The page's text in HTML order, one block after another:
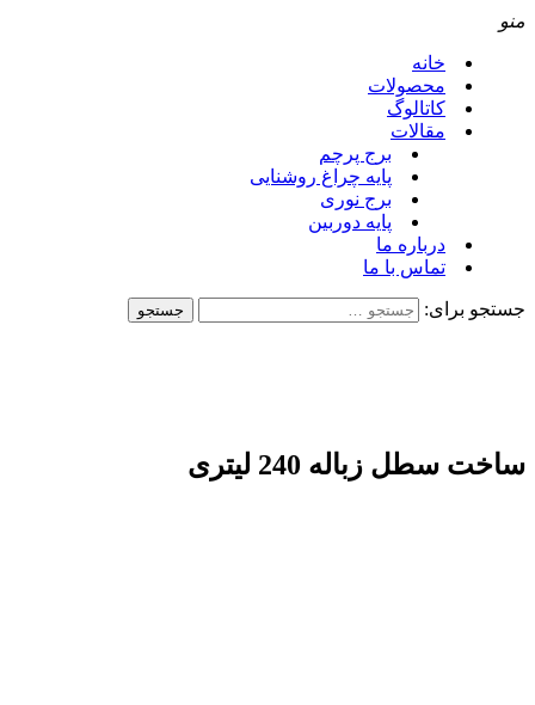
منو
خانه
محصولات
کاتالوگ
مقالات
برج پرچم
پایه چراغ روشنایی
برج نوری
پایه دوربین
درباره ما
تماس با ما
جستجو برای:
ساخت سطل زباله 240 لیتری